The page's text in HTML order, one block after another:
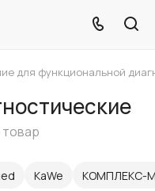
для функциональной
товар
KaWe КОМПЛЕКС-